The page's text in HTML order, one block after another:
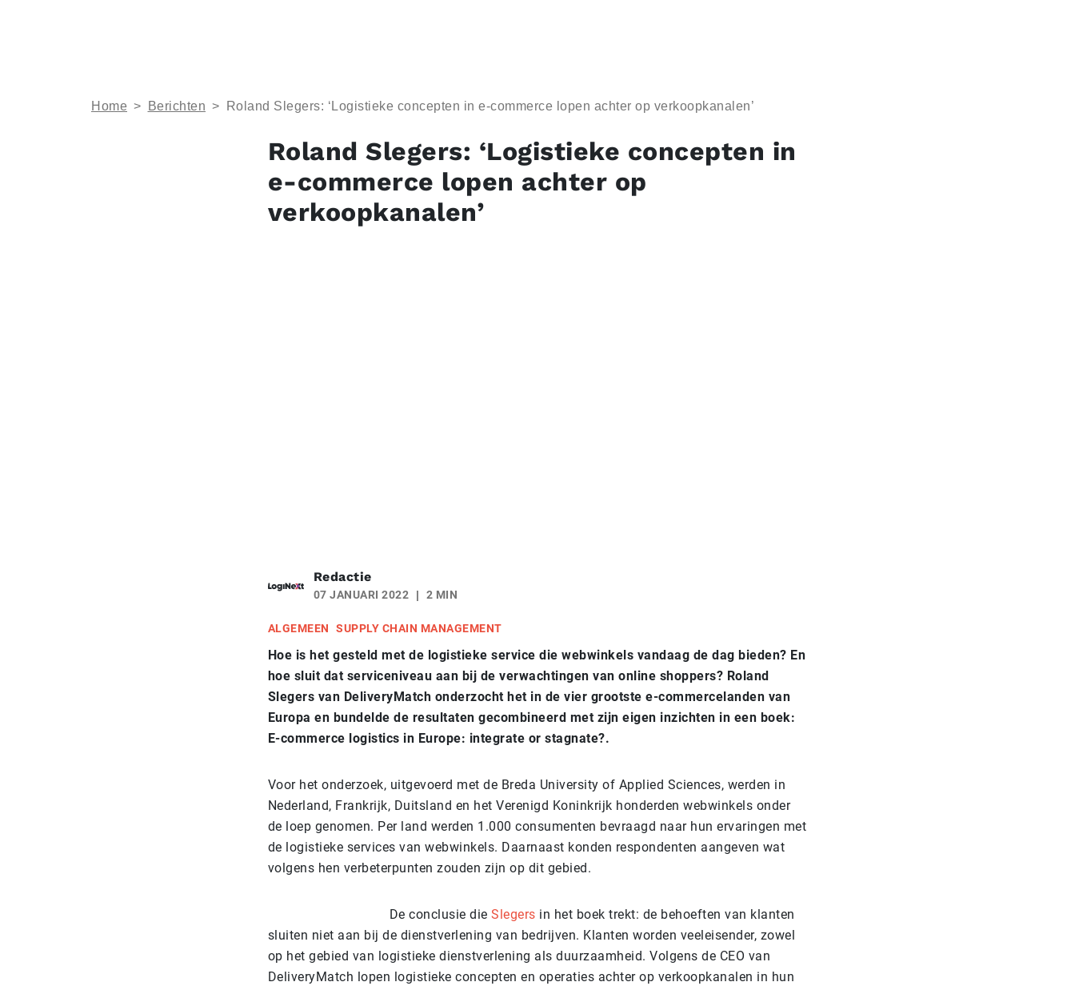
Home > Berichten > Roland Slegers: ‘Logistieke concepten in e-commerce lopen achter op verkoopkanalen’
Roland Slegers: ‘Logistieke concepten in
e-commerce lopen achter op
verkoopkanalen’
Redactie
07 JANUARI 2022 2 MIN
ALGEMEEN SUPPLY CHAIN MANAGEMENT
Hoe is het gesteld met de logistieke service die webwinkels vandaag de dag bieden? En
hoe sluit dat serviceniveau aan bij de verwachtingen van online shoppers? Roland
Slegers van DeliveryMatch onderzocht het in de vier grootste e-commercelanden van
Europa en bundelde de resultaten gecombineerd met zijn eigen inzichten in een boek:
E-commerce logistics in Europe: integrate or stagnate?.
Voor het onderzoek, uitgevoerd met de Breda University of Applied Sciences, werden in
Nederland, Frankrijk, Duitsland en het Verenigd Koninkrijk honderden webwinkels onder
de loep genomen. Per land werden 1.000 consumenten bevraagd naar hun ervaringen met
de logistieke services van webwinkels. Daarnaast konden respondenten aangeven wat
volgens hen verbeterpunten zouden zijn op dit gebied.
De conclusie die Slegers in het boek trekt: de behoeften van klanten
sluiten niet aan bij de dienstverlening van bedrijven. Klanten worden veeleisender, zowel
op het gebied van logistieke dienstverlening als duurzaamheid. Volgens de CEO van
DeliveryMatch lopen logistieke concepten en operaties achter op verkoopkanalen in hun